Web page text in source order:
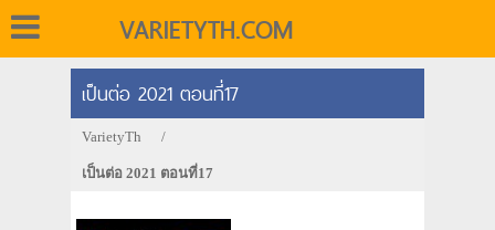
VARIETYTH.COM
เป็นต่อ 2021 ตอนที่17
VarietyTh /
เป็นต่อ 2021 ตอนที่17